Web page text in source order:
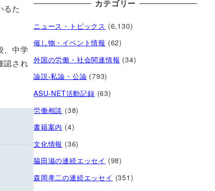
るた
、中学
認され
カテゴリー
ニュース・トピックス (6,130)
催し物・イベント情報 (62)
外国の労働・社会関連情報 (34)
論説-私論・公論 (793)
ASU-NET活動記録 (63)
労働相談 (38)
書籍案内 (4)
文化情報 (36)
脇田滋の連続エッセイ (98)
森岡孝二の連続エッセイ (351)